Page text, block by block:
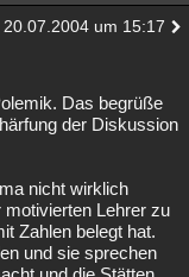
20.07.2004 um 15:17
Das begrüße
der Diskussion
nicht wirklich
Lehrer zu
Zahlen belegt hat.
und sie sprechen